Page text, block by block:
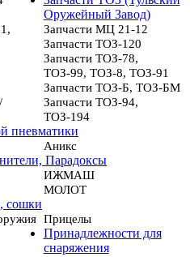
Оружейный Завод)
Запчасти МЦ 21-12
Запчасти ТОЗ-120
Запчасти ТОЗ-78,
ТОЗ-99, ТОЗ-8, ТОЗ-91
Запчасти ТОЗ-Б, ТОЗ-БМ
Запчасти ТОЗ-94,
ТОЗ-194
пневматики
Аникс
Парадоксы
ИЖМАШ
МОЛОТ
сошки
Прицелы
Принадлежности для
снаряжения